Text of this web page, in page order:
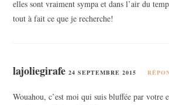
elles sont vraiment sympa et dans l’air du
tout à fait ce que je recherche!
lajoliegirafe 24 SEPTEMBRE 2015
Wouahou, c’est moi qui suis bluffée par votre